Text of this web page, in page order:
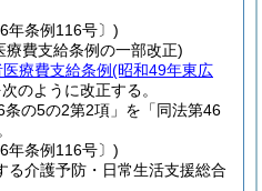
年条例116号〕)
費支給条例の一部改正)
療費支給条例(昭和49年東広
のように改正する。
の5の2第2項」を「同法第46
年条例116号〕)
る介護予防・日常生活支援総合